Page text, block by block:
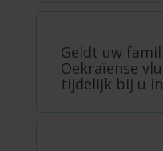
Geldt uw
Oekraïense
tijdelijk bij u